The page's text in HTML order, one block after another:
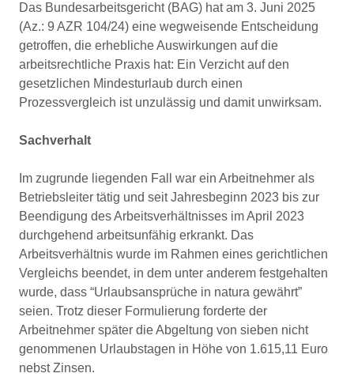
Das Bundesarbeitsgericht (BAG) hat am 3. Juni 2025
(Az.: 9 AZR 104/24) eine wegweisende Entscheidung
getroffen, die erhebliche Auswirkungen auf die
arbeitsrechtliche Praxis hat: Ein Verzicht auf den
gesetzlichen Mindesturlaub durch einen
Prozessvergleich ist unzulässig und damit unwirksam.
Sachverhalt
Im zugrunde liegenden Fall war ein Arbeitnehmer als
Betriebsleiter tätig und seit Jahresbeginn 2023 bis zur
Beendigung des Arbeitsverhältnisses im April 2023
durchgehend arbeitsunfähig erkrankt. Das
Arbeitsverhältnis wurde im Rahmen eines gerichtlichen
Vergleichs beendet, in dem unter anderem festgehalten
wurde, dass “Urlaubsansprüche in natura gewährt”
seien. Trotz dieser Formulierung forderte der
Arbeitnehmer später die Abgeltung von sieben nicht
genommenen Urlaubstagen in Höhe von 1.615,11 Euro
nebst Zinsen.